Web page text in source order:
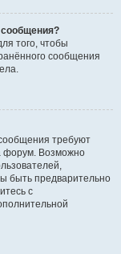
сообщения?
того, чтобы
сообщения
требуют
форум. Возможно
быть предварительно
с